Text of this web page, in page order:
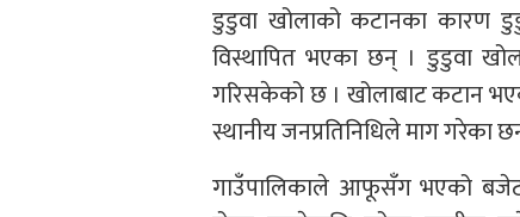
डुडुवा खोलाको कटानका कारण
विस्थापित भएका छन् । डुडुवा
गरिसकेको छ । खोलाबाट कटान
स्थानीय जनप्रतिनिधिले माग गरेका
गाउँपालिकाले आफूसँग भएको